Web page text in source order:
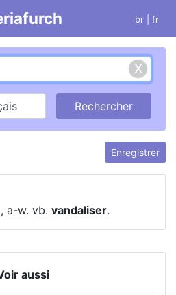
br | fr
Enregistrer
a-w. vb. vandaliser.
aussi